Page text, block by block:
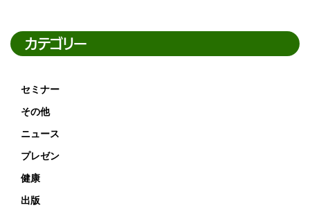
カテゴリー
セミナー
その他
ニュース
プレゼン
健康
出版